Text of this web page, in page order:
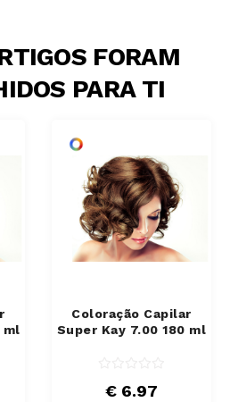
FORAM
PARA TI
ml
Coloração Capilar
Super Kay 7.00 180 ml
€ 6.97